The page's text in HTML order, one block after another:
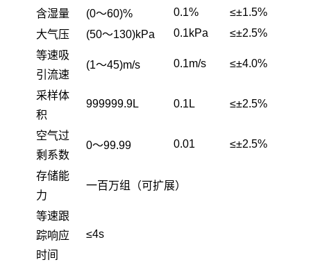
含湿量 (0～60)% 0.1%
≤±1.5%
大气压
(50～130)kPa 0.1kPa
≤±2.5%
等速吸
引流速
(1～45)m/s 0.1m/s ≤±4.0%
采样体
积
999999.9L 0.1L ≤±2.5%
空气过
剩系数
0～99.99 0.01 ≤±2.5%
存储能
力
一百万组（可扩展）
等速跟
踪响应
时间
≤4s